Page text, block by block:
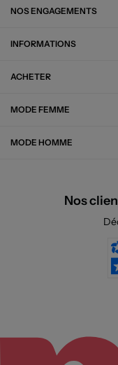
NOS ENGAGEMENTS
INFORMATIONS
ACHETER
MODE FEMME
MODE HOMME
Nos